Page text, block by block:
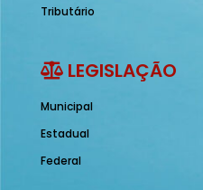
Tributário
LEGISLAÇÃO
Municipal
Estadual
Federal